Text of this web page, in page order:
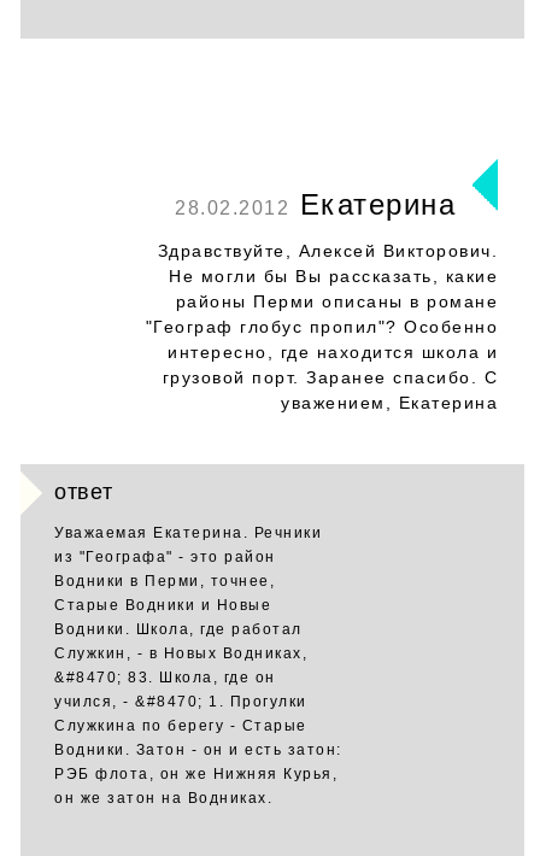
28.02.2012 Екатерина
Здравствуйте, Алексей Викторович.
Не могли бы Вы рассказать, какие
районы Перми описаны в романе
"Географ глобус пропил"? Особенно
интересно, где находится школа и
грузовой порт. Заранее спасибо. С
уважением, Екатерина
ответ
Уважаемая Екатерина. Речники
из "Географа" - это район
Водники в Перми, точнее,
Старые Водники и Новые
Водники. Школа, где работал
Служкин, - в Новых Водниках,
&#8470; 83. Школа, где он
учился, - &#8470; 1. Прогулки
Служкина по берегу - Старые
Водники. Затон - он и есть затон:
РЭБ флота, он же Нижняя Курья,
он же затон на Водниках.